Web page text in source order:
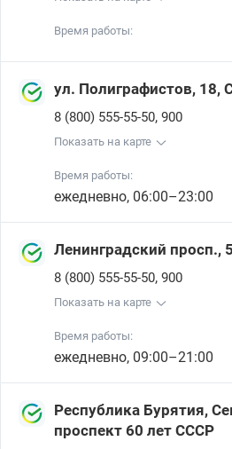
Время работы:
ул. Полиграфистов, 18,
8 (800) 555-55-50, 900
Показать на карте
Время работы:
ежедневно, 06:00–23:00
Ленинградский просп.,
8 (800) 555-55-50, 900
Показать на карте
Время работы:
ежедневно, 09:00–21:00
Республика Бурятия,
проспект 60 лет СССР